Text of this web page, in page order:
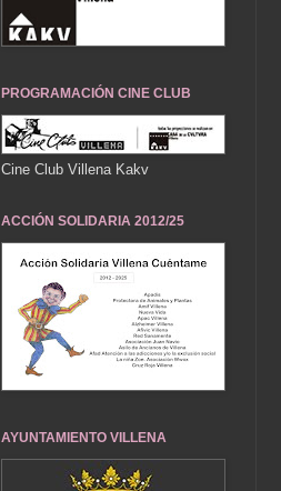
PROGRAMACIÓN CINE CLUB
Cine Club Villena Kakv
ACCIÓN SOLIDARIA 2012/25
AYUNTAMIENTO VILLENA